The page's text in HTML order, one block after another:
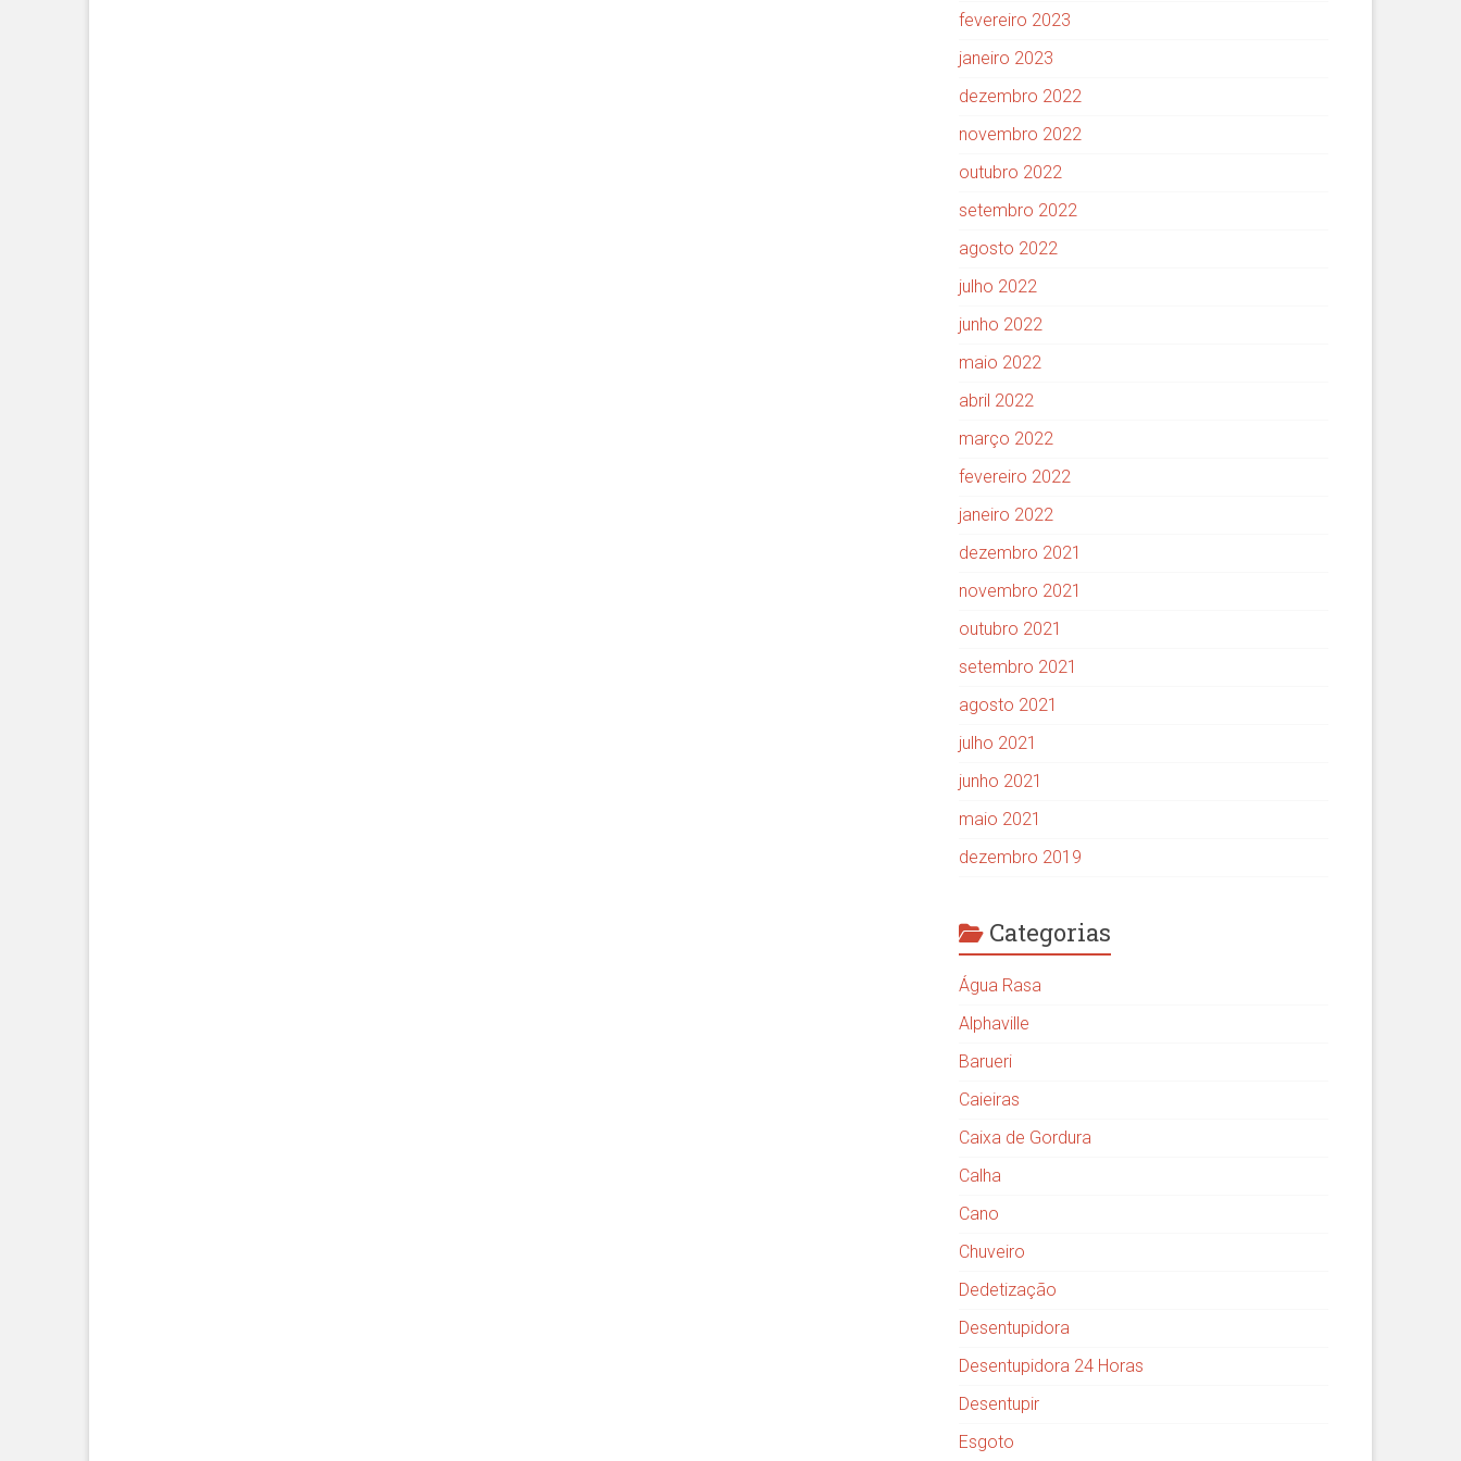
fevereiro 2023
janeiro 2023
dezembro 2022
novembro 2022
outubro 2022
setembro 2022
agosto 2022
julho 2022
junho 2022
maio 2022
abril 2022
março 2022
fevereiro 2022
janeiro 2022
dezembro 2021
novembro 2021
outubro 2021
setembro 2021
agosto 2021
julho 2021
junho 2021
maio 2021
dezembro 2019
Categorias
Água Rasa
Alphaville
Barueri
Caieiras
Caixa de Gordura
Calha
Cano
Chuveiro
Dedetização
Desentupidora
Desentupidora 24 Horas
Desentupir
Esgoto